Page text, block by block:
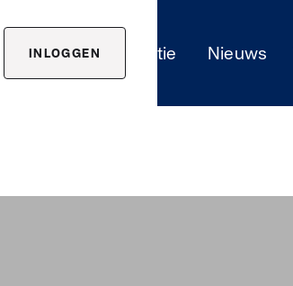
INLOGGENOrganisatie Nieuws